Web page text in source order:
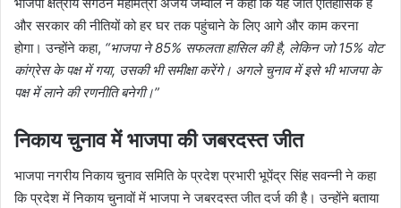
और सरकार की नीतियों को हर घर तक पहुंचाने के लिए आगे और काम करना
होगा। उन्होंने कहा, “भाजपा ने 85% सफलता हासिल की है, लेकिन जो 15% वोट
कांग्रेस के पक्ष में गया, उसकी भी समीक्षा करेंगे। अगले चुनाव में इसे भी भाजपा के
पक्ष में लाने की रणनीति बनेगी।”
निकाय चुनाव में भाजपा की जबरदस्त जीत
भाजपा नगरीय निकाय चुनाव समिति के प्रदेश प्रभारी भूपेंद्र सिंह सवन्नी ने कहा
कि प्रदेश में निकाय चुनावों में भाजपा ने जबरदस्त जीत दर्ज की है। उन्होंने बताया